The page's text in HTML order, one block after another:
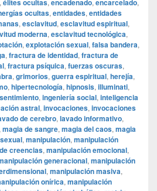
, élites ocultas, encadenado, encarcelado,
ocultas, entidades, entidades
, esclavitud, esclavitud espiritual,
moderna, esclavitud tecnológica,
, explotación sexual, falsa bandera,
, fractura de identidad, fractura de
, fractura psíquica, fuerzas oscuras,
, grimorios, guerra espiritual, herejía,
, hipertecnología, hipnosis, illuminati,
, ingeniería social, inteligencia
astral, invocaciones, invocaciones
de cerebro, lavado informativo,
magia de sangre, magia del caos, magia
, manipulación, manipulación
creencias, manipulación emocional,
generacional, manipulación
, manipulación masiva,
onírica, manipulación